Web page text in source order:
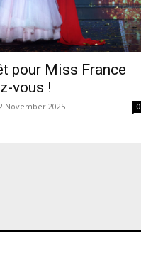
pour Miss France
vous !
November 2025 0